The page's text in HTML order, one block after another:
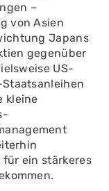
–
von Asien
Japans
gegenüber
US-
kleine
ein stärkeres